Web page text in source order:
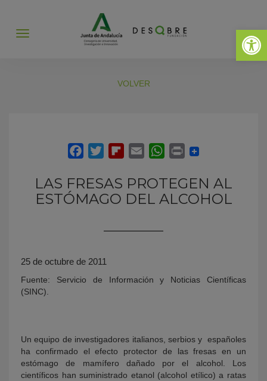
Abrir
Abrir
VOLVER
LAS FRESAS PROTEGEN AL
ESTÓMAGO DEL ALCOHOL
25 de octubre de 2011
Fuente: Servicio de Información y Noticias Científicas
(SINC).
Un equipo de investigadores italianos, serbios y españoles
ha confirmado el efecto protector de las fresas en un
estómago de mamífero dañado por el alcohol. Los
científicos han suministrado etanol (alcohol etílico) a ratas